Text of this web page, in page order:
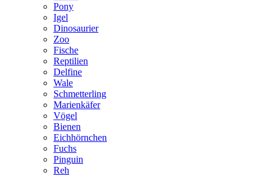
Pony
Igel
Dinosaurier
Zoo
Fische
Reptilien
Delfine
Wale
Schmetterling
Marienkäfer
Vögel
Bienen
Eichhörnchen
Fuchs
Pinguin
Reh